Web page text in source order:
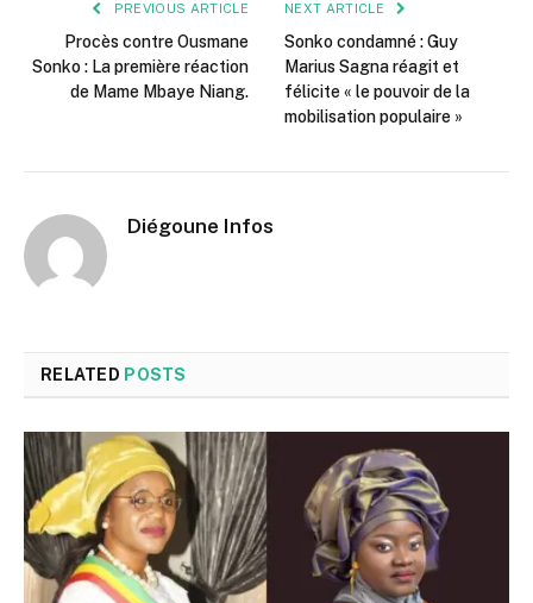
PREVIOUS ARTICLE
Procès contre Ousmane
Sonko : La première réaction
de Mame Mbaye Niang.
NEXT ARTICLE
Sonko condamné : Guy
Marius Sagna réagit et
félicite « le pouvoir de la
mobilisation populaire »
Diégoune Infos
RELATED POSTS